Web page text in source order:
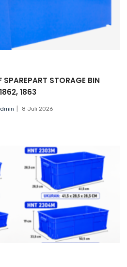
SPAREPART STORAGE BIN
1863
8 Juli 2026